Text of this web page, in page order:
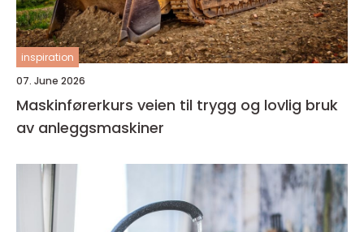
inspiration
07. June 2026
Maskinførerkurs veien til trygg og lovlig bruk
av anleggsmaskiner